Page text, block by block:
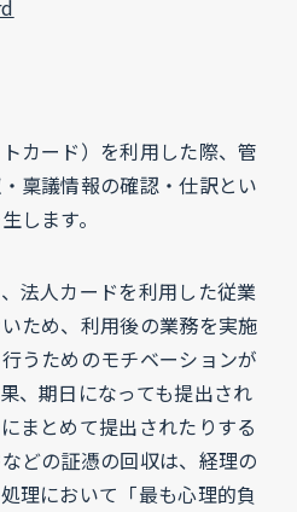
カード）を利用した際、管
稟議情報の確認・仕訳とい
します。
法人カードを利用した従業
ため、利用後の業務を実施
うためのモチベーションが
、期日になっても提出され
まとめて提出されたりする
どの証憑の回収は、経理の
理において「最も心理的負